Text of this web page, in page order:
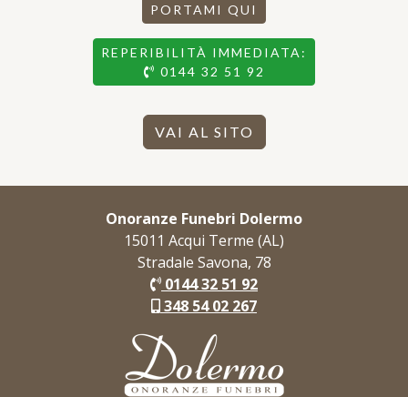
PORTAMI QUI
REPERIBILITÀ IMMEDIATA:
0144 32 51 92
VAI AL SITO
Onoranze Funebri Dolermo
15011 Acqui Terme (AL)
Stradale Savona, 78
0144 32 51 92
348 54 02 267